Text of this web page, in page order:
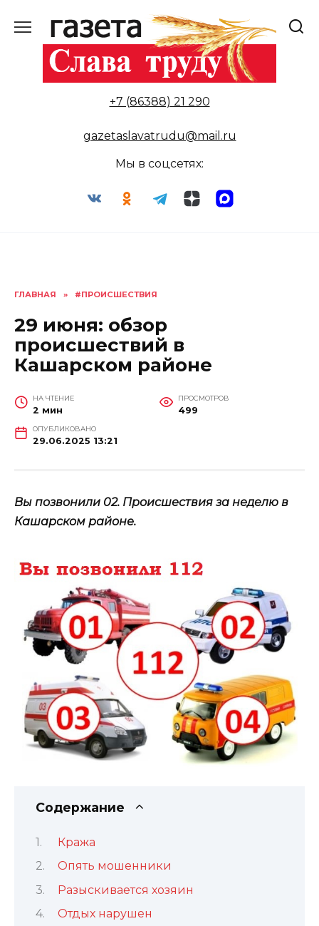
содержанию
+7 (86388) 21 290
gazetaslavatrudu@mail.ru
Мы в соцсетях:
ГЛАВНАЯ » #ПРОИСШЕСТВИЯ
29 июня: обзор
происшествий в
Кашарском районе
НА ЧТЕНИЕ
2 мин
ПРОСМОТРОВ
499
ОПУБЛИКОВАНО
29.06.2025 13:21
Вы позвонили 02. Происшествия за неделю в
Кашарском районе.
Содержание
Кража
Опять мошенники
Разыскивается хозяин
Отдых нарушен